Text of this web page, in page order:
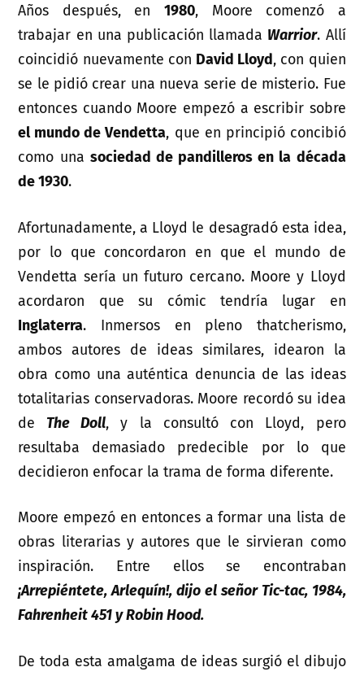
Años después, en 1980, Moore comenzó a
trabajar en una publicación llamada Warrior. Allí
coincidió nuevamente con David Lloyd, con quien
se le pidió crear una nueva serie de misterio. Fue
entonces cuando Moore empezó a escribir sobre
el mundo de Vendetta, que en principió concibió
como una sociedad de pandilleros en la década
de 1930.
Afortunadamente, a Lloyd le desagradó esta idea,
por lo que concordaron en que el mundo de
Vendetta sería un futuro cercano. Moore y Lloyd
acordaron que su cómic tendría lugar en
Inglaterra. Inmersos en pleno thatcherismo,
ambos autores de ideas similares, idearon la
obra como una auténtica denuncia de las ideas
totalitarias conservadoras. Moore recordó su idea
de The Doll, y la consultó con Lloyd, pero
resultaba demasiado predecible por lo que
decidieron enfocar la trama de forma diferente.
Moore empezó en entonces a formar una lista de
obras literarias y autores que le sirvieran como
inspiración. Entre ellos se encontraban
¡Arrepiéntete, Arlequín!, dijo el señor Tic-tac, 1984,
Fahrenheit 451 y Robin Hood.
De toda esta amalgama de ideas surgió el dibujo